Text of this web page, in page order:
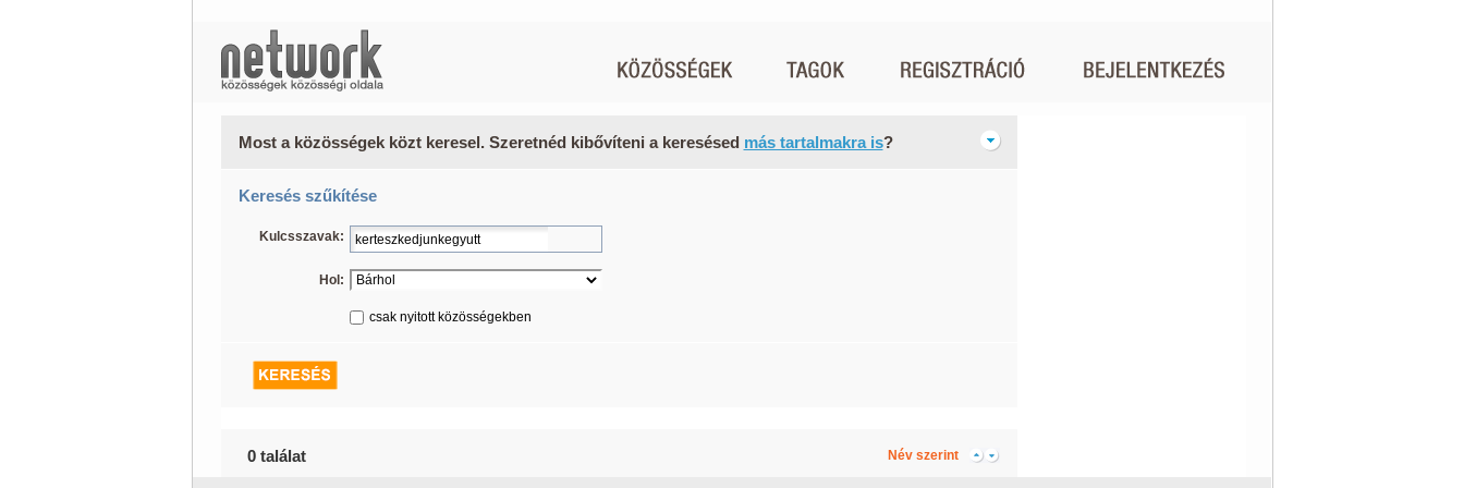
Most a közösségek közt keresel. Szeretnéd kibővíteni a keresésed más tartalmakra is?
Keresés szűkítése
Kulcsszavak:
Hol:
csak nyitott közösségekben
0 találat Név szerint